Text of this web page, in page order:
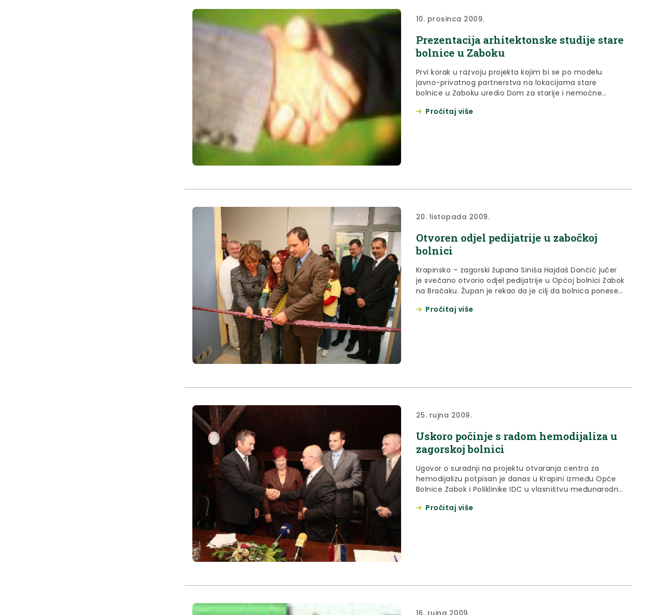
10. prosinca 2009.
Prezentacija arhitektonske studije stare
bolnice u Zaboku
Prvi korak u razvoju projekta kojim bi se po modelu
javno-privatnog partnerstva na lokacijama stare
bolnice u Zaboku uredio Dom za starije i nemoćne
studije 14. prosinca u 10,00 u POU Krapina
Pročitaj više
20. listopada 2009.
Otvoren odjel pedijatrije u zabočkoj
bolnici
Krapinsko – zagorski župana Siniša Hajdaš Dončić jučer
je svečano otvorio odjel pedijatrije u Općoj bolnici Zabok
na Bračaku. Župan je rekao da je cilj da bolnica ponese
Pročitaj više
25. rujna 2009.
Uskoro počinje s radom hemodijaliza u
zagorskoj bolnici
Ugovor o suradnji na projektu otvaranja centra za
hemodijalizu potpisan je danas u Krapini između Opće
Bolnice Zabok i Poliklinike IDC u vlasništvu međunarodne
Pročitaj više
16. rujna 2009.